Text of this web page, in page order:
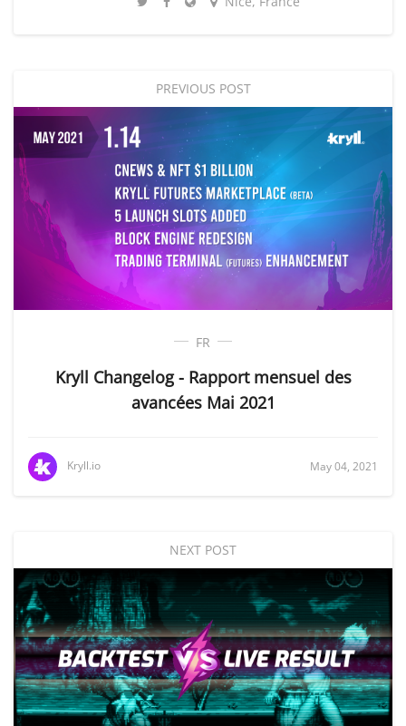
PREVIOUS POST
FR
Kryll Changelog - Rapport mensuel des
avancées Mai 2021
Kryll.io May 04, 2021
NEXT POST